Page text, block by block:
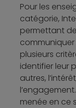
Pour les
catégorie,
permettant
communiquer
plusieurs
identifier leur
autres,
menée en ce